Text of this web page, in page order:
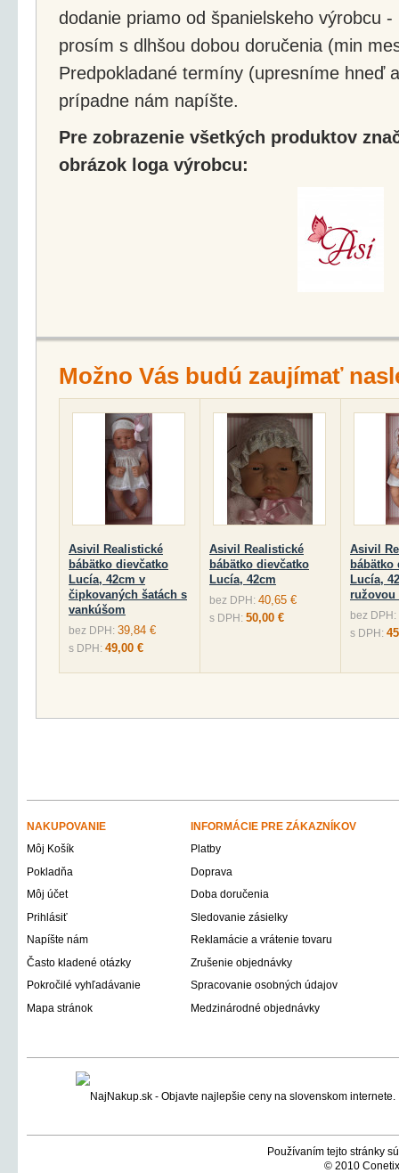
dodanie priamo od španielskeho výrobcu
prosím s dlhšou dobou doručenia (min
Predpokladané termíny (upresníme hneď
prípadne nám napíšte.
Pre zobrazenie všetkých produktov
obrázok loga výrobcu:
Možno Vás budú zaujímať
Asivil Realistické
bábätko dievčatko
Lucía, 42cm v
čipkovaných šatách s
vankúšom
bez DPH: 39,84 €
s DPH: 49,00 €
Asivil Realistické
bábätko dievčatko
Lucía, 42cm
bez DPH: 40,65 €
s DPH: 50,00 €
Asivil
bábätko
Lucía,
ružovou
bez DPH:
s DPH:
NAKUPOVANIE
INFORMÁCIE PRE ZÁKAZNÍKOV
Môj Košík
Platby
Pokladňa
Doprava
Môj účet
Doba doručenia
Prihlásiť
Sledovanie zásielky
Napíšte nám
Reklamácie a vrátenie tovaru
Často kladené otázky
Zrušenie objednávky
Pokročilé vyhľadávanie
Spracovanie osobných údajov
Mapa stránok
Medzinárodné objednávky
Používaním tejto stránky
© 2010